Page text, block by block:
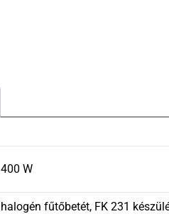
400 W
halogén fűtőbetét, FK 231